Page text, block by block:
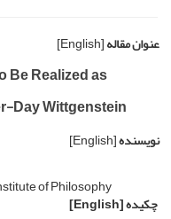
عنوان مقاله[English]
Be Realized as
Day Wittgenstein
نویسنده[English]
of Philosophy
چکیده[English]